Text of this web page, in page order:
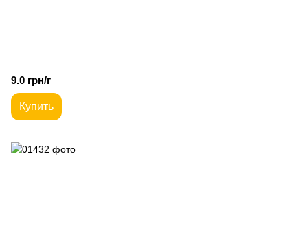
9.0 грн/г
Купить